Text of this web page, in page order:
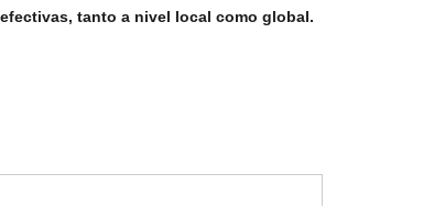
tanto a nivel local como global.